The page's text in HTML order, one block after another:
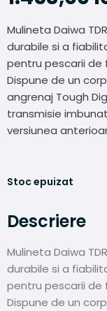
Mulineta Daiwa
durabile si a
pentru pescarii de
Dispune de un
angrenaj Tough
transmisie
versiunea
Stoc epuizat
Descriere
Mulineta Daiwa
durabile si a
pentru pescarii de
Dispune de un